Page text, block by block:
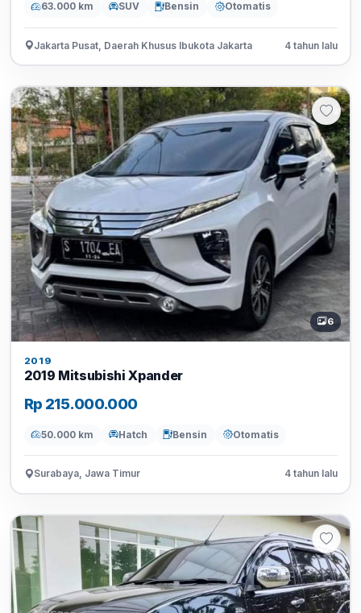
63.000 km SUV Bensin Otomatis
Jakarta Pusat, Daerah Khusus Ibukota Jakarta 4 tahun lalu
6
2019
2019 Mitsubishi Xpander
Rp 215.000.000
50.000 km Hatch Bensin Otomatis
Surabaya, Jawa Timur 4 tahun lalu